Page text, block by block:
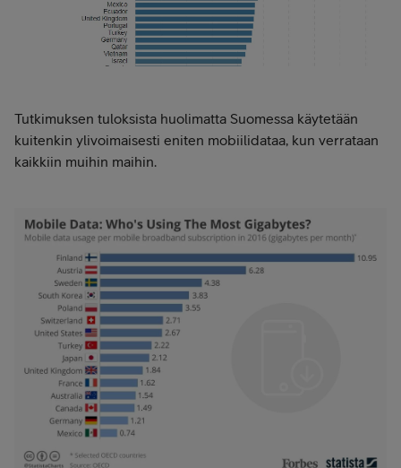
Tutkimuksen tuloksista huolimatta Suomessa käytetään
kuitenkin ylivoimaisesti eniten mobiilidataa, kun verrataan
kaikkiin muihin maihin.